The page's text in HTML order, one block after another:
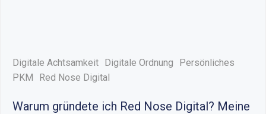
Digitale Achtsamkeit Digitale Ordnung
Persönliches
PKM
Red Nose Digital
Warum gründete ich Red Nose Digital? Meine